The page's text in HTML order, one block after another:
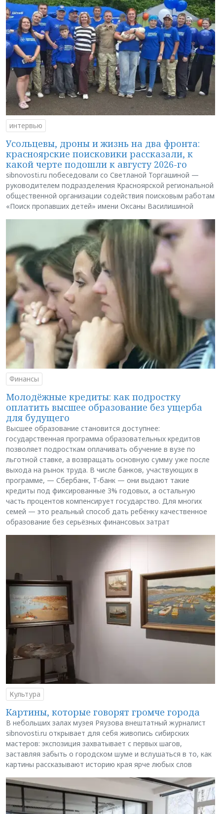
интервью
Усольцевы, дроны и жизнь на два фронта:
красноярские поисковики рассказали, к
какой черте подошли к августу 2026-го
sibnovosti.ru побеседовали со Светланой Торгашиной —
руководителем подразделения Красноярской региональной
общественной организации содействия поисковым работам
«Поиск пропавших детей» имени Оксаны Василишиной
Финансы
Молодёжные кредиты: как подростку
оплатить высшее образование без ущерба
для будущего
Высшее образование становится доступнее:
государственная программа образовательных кредитов
позволяет подросткам оплачивать обучение в вузе по
льготной ставке, а возвращать основную сумму уже после
выхода на рынок труда. В числе банков, участвующих в
программе, — Сбербанк, Т-банк — они выдают такие
кредиты под фиксированные 3% годовых, а остальную
часть процентов компенсирует государство. Для многих
семей — это реальный способ дать ребёнку качественное
образование без серьёзных финансовых затрат
Культура
Картины, которые говорят громче города
В небольших залах музея Ряузова внештатный журналист
sibnovosti.ru открывает для себя живопись сибирских
мастеров: экспозиция захватывает с первых шагов,
заставляя забыть о городском шуме и вслушаться в то, как
картины рассказывают историю края ярче любых слов